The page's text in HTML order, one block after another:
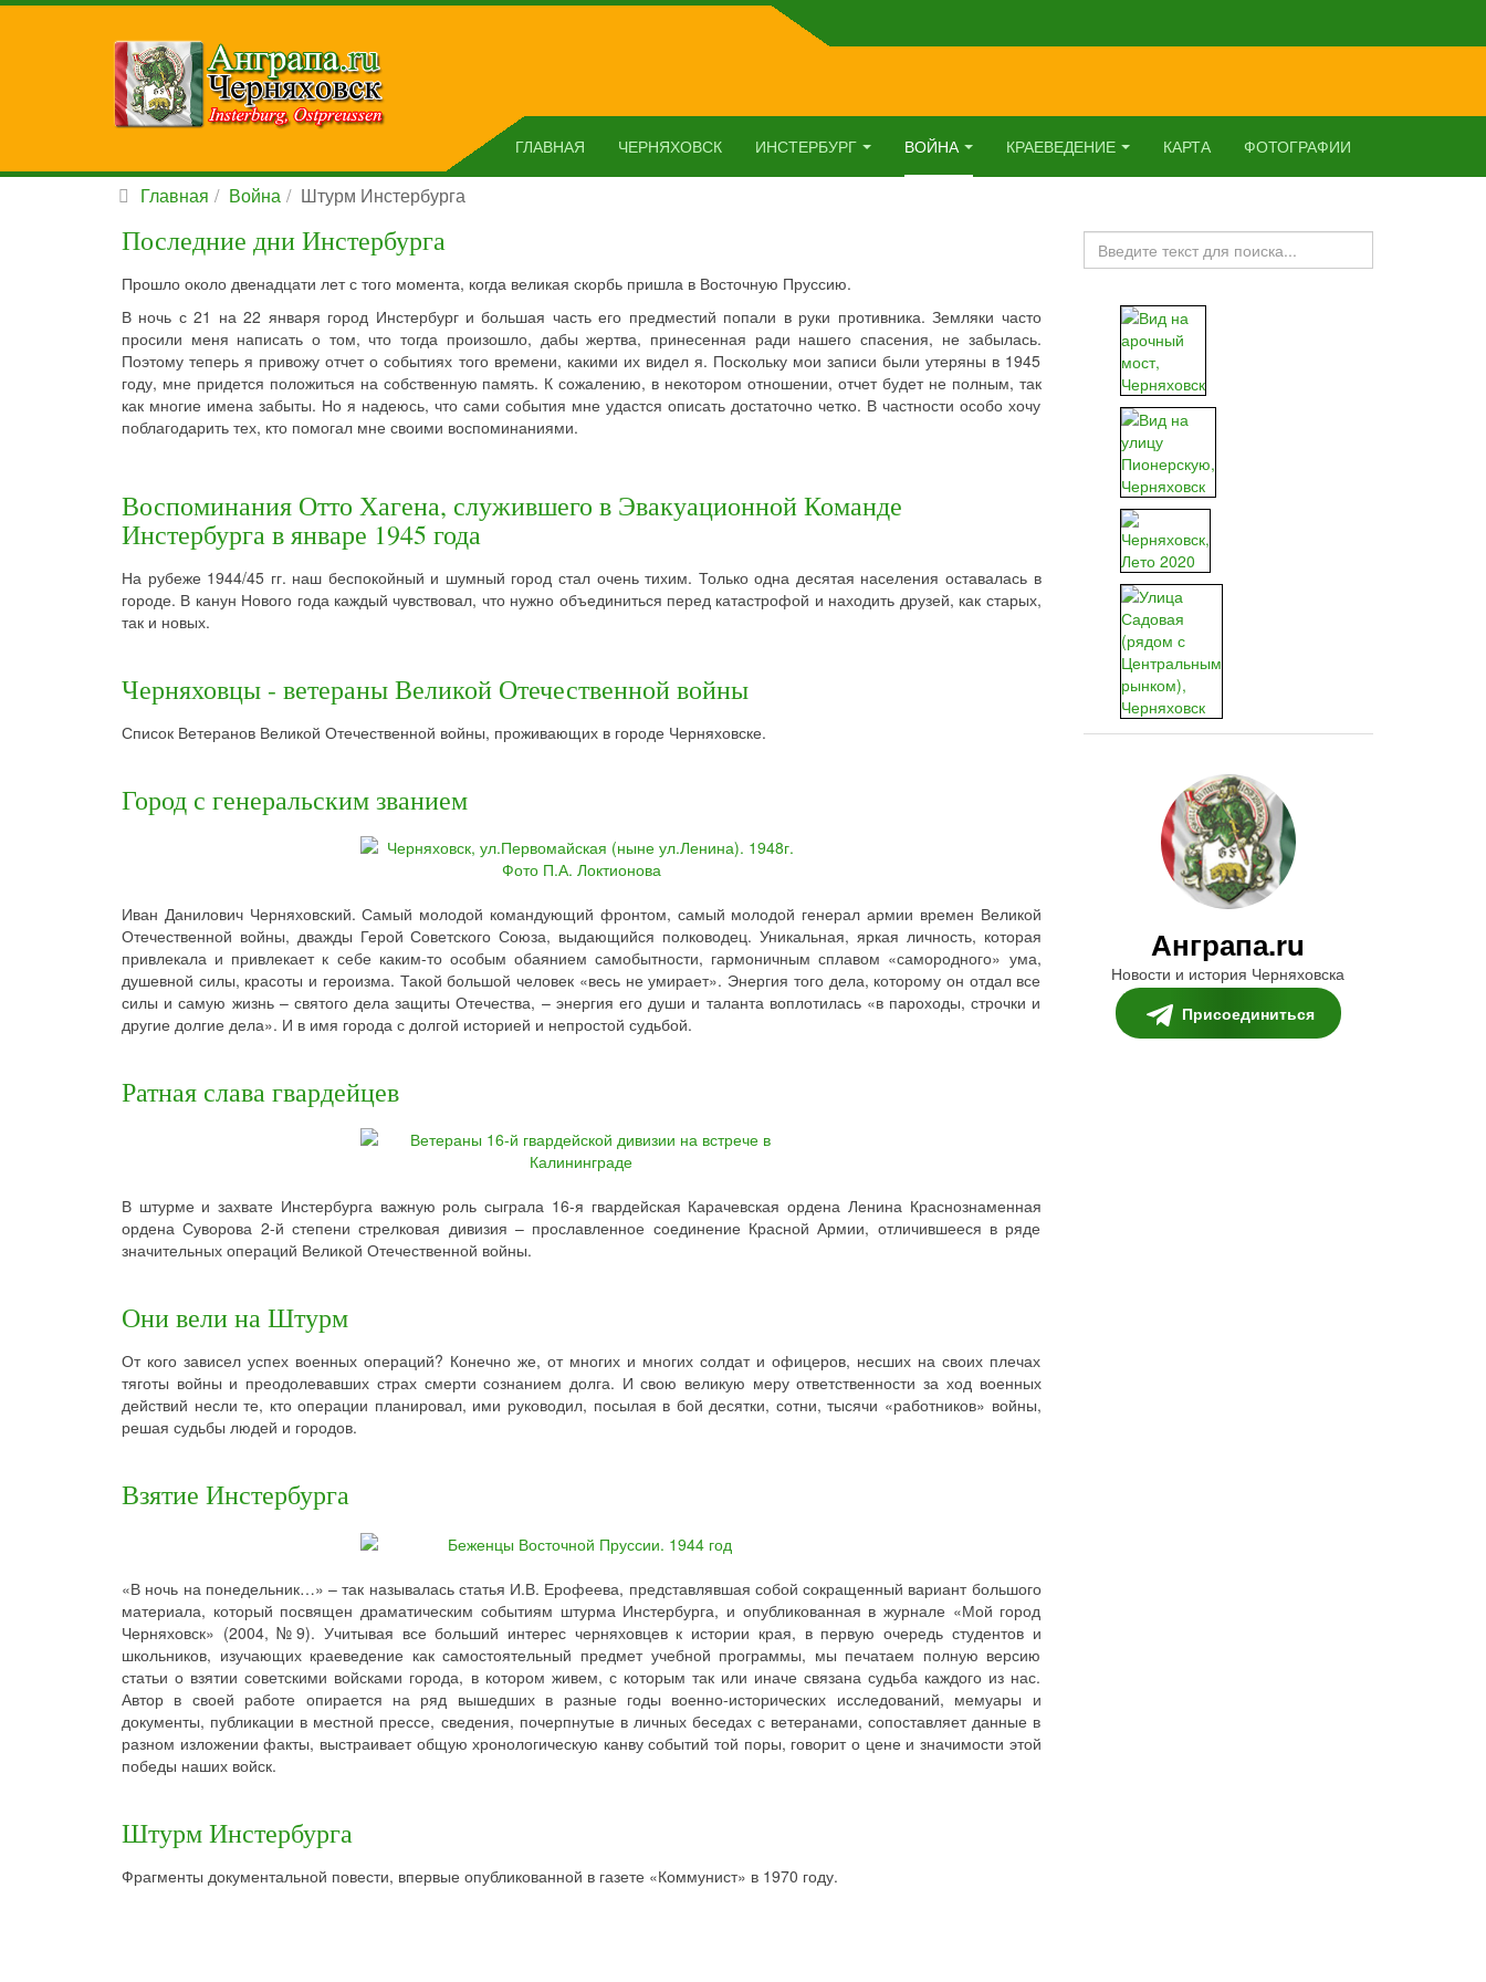
ГЛАВНАЯ ЧЕРНЯХОВСК ИНСТЕРБУРГ ВОЙНА КРАЕВЕДЕНИЕ КАРТА ФОТОГРАФИИ
Главная Война Штурм Инстербурга
Последние дни Инстербурга
Прошло около двенадцати лет с того момента, когда великая скорбь пришла в Восточную Пруссию.
В ночь с 21 на 22 января город Инстербург и большая часть его предместий попали в руки противника. Земляки часто
просили меня написать о том, что тогда произошло, дабы жертва, принесенная ради нашего спасения, не забылась.
Поэтому теперь я привожу отчет о событиях того времени, какими их видел я. Поскольку мои записи были утеряны в 1945
году, мне придется положиться на собственную память. К сожалению, в некотором отношении, отчет будет не полным, так
как многие имена забыты. Но я надеюсь, что сами события мне удастся описать достаточно четко. В частности особо хочу
поблагодарить тех, кто помогал мне своими воспоминаниями.
Воспоминания Отто Хагена, служившего в Эвакуационной Команде
Инстербурга в январе 1945 года
На рубеже 1944/45 гг. наш беспокойный и шумный город стал очень тихим. Только одна десятая населения оставалась в
городе. В канун Нового года каждый чувствовал, что нужно объединиться перед катастрофой и находить друзей, как старых,
так и новых.
Черняховцы - ветераны Великой Отечественной войны
Список Ветеранов Великой Отечественной войны, проживающих в городе Черняховске.
Город с генеральским званием
Иван Данилович Черняховский. Самый молодой командующий фронтом, самый молодой генерал армии времен Великой
Отечественной войны, дважды Герой Советского Союза, выдающийся полководец. Уникальная, яркая личность, которая
привлекала и привлекает к себе каким-то особым обаянием самобытности, гармоничным сплавом «самородного» ума,
душевной силы, красоты и героизма. Такой большой человек «весь не умирает». Энергия того дела, которому он отдал все
силы и самую жизнь – святого дела защиты Отечества, – энергия его души и таланта воплотилась «в пароходы, строчки и
другие долгие дела». И в имя города с долгой историей и непростой судьбой.
Ратная слава гвардейцев
В штурме и захвате Инстербурга важную роль сыграла 16-я гвардейская Карачевская ордена Ленина Краснознаменная
ордена Суворова 2-й степени стрелковая дивизия – прославленное соединение Красной Армии, отличившееся в ряде
значительных операций Великой Отечественной войны.
Они вели на Штурм
От кого зависел успех военных операций? Конечно же, от многих и многих солдат и офицеров, несших на своих плечах
тяготы войны и преодолевавших страх смерти сознанием долга. И свою великую меру ответственности за ход военных
действий несли те, кто операции планировал, ими руководил, посылая в бой десятки, сотни, тысячи «работников» войны,
решая судьбы людей и городов.
Взятие Инстербурга
«В ночь на понедельник…» – так называлась статья И.В. Ерофеева, представлявшая собой сокращенный вариант большого
материала, который посвящен драматическим событиям штурма Инстербурга, и опубликованная в журнале «Мой город
Черняховск» (2004, №9). Учитывая все больший интерес черняховцев к истории края, в первую очередь студентов и
школьников, изучающих краеведение как самостоятельный предмет учебной программы, мы печатаем полную версию
статьи о взятии советскими войсками города, в котором живем, с которым так или иначе связана судьба каждого из нас.
Автор в своей работе опирается на ряд вышедших в разные годы военно-исторических исследований, мемуары и
документы, публикации в местной прессе, сведения, почерпнутые в личных беседах с ветеранами, сопоставляет данные в
разном изложении факты, выстраивает общую хронологическую канву событий той поры, говорит о цене и значимости этой
победы наших войск.
Штурм Инстербурга
Фрагменты документальной повести, впервые опубликованной в газете «Коммунист» в 1970 году.
Искать...
Анграпа.ru
Новости и история Черняховска
Присоединиться